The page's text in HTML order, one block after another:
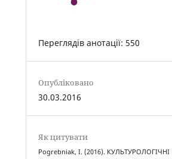
Переглядів анотації: 550
Опубліковано
30.03.2016
Як цитувати
Pogrebniak, I. (2016). КУЛЬТУРОЛОГІЧНІ